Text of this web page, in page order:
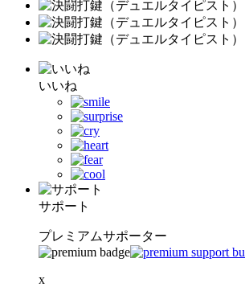
いいね
サポート
プレミアムサポーター
x